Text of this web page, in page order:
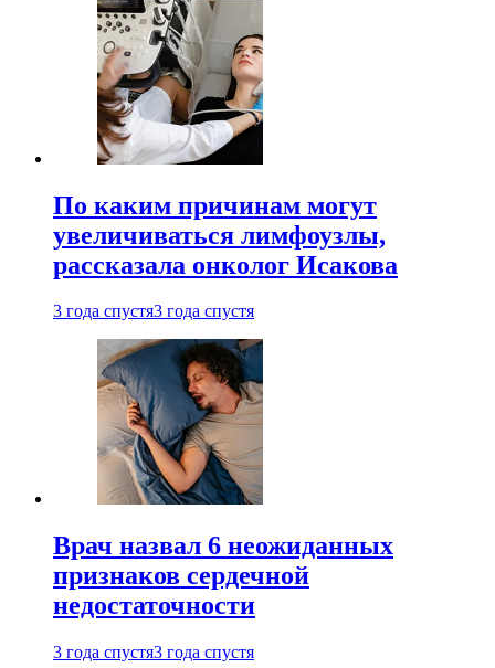
По каким причинам могут
увеличиваться лимфоузлы,
рассказала онколог Исакова
3 года спустя3 года спустя
Врач назвал 6 неожиданных
признаков сердечной
недостаточности
3 года спустя3 года спустя